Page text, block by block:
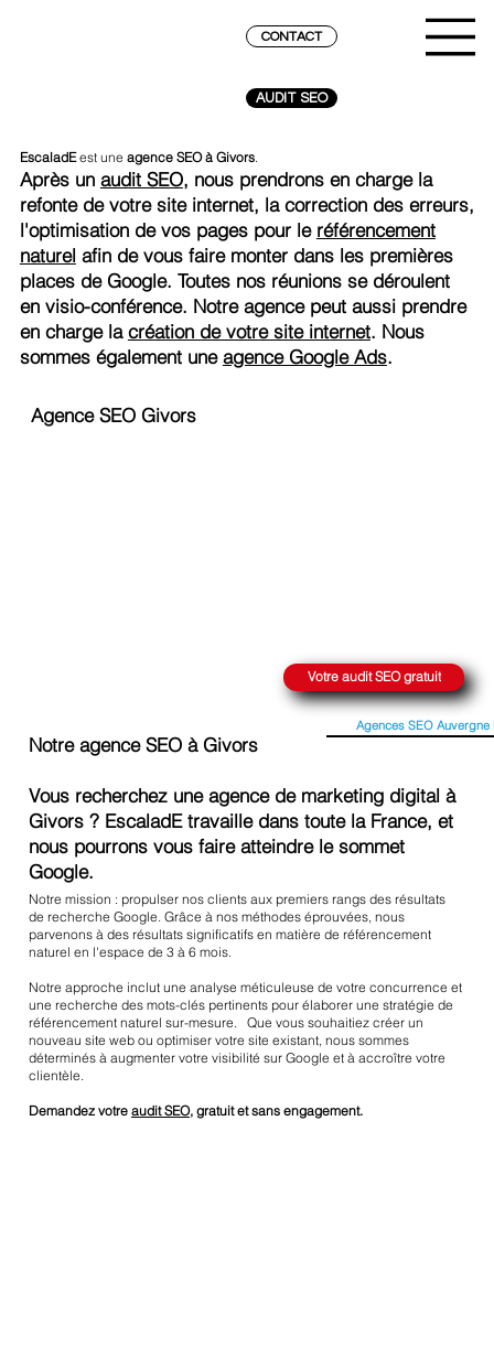
AUDIT SEO
CONTACT
Votre audit SEO gratuit
Agence SEO Givors
EscaladEest une agence SEO à Givors.
Après un audit SEO, nous prendrons en charge la
refonte de votre site internet, la correction des erreurs,
l'optimisation de vos pages pour le référencement
naturel afin de vous faire monter dans les premières
places de Google. Toutes nos réunions se déroulent
en visio-conférence. Notre agence peut aussi prendre
en charge lacréation de votre site internet. Nous
sommes également uneagence Google Ads.
Notre agence SEO à Givors
Vous recherchez une agence de marketing digital à
Givors ? EscaladE travaille dans toute la France, et
nous pourrons vous faire atteindre le sommet
Google.
Notre mission : propulser nos clients aux premiers rangs des résultats
de recherche Google. Grâce à nos méthodes éprouvées, nous
parvenons à des résultats significatifs en matière de référencement
naturel en l'espace de 3 à 6 mois.
Notre approche inclut une analyse méticuleuse de votre concurrence et
une recherche des mots-clés pertinents pour élaborer une stratégie de
référencement naturel sur-mesure. Que vous souhaitiez créer un
nouveau site web ou optimiser votre site existant, nous sommes
déterminés à augmenter votre visibilité sur Google et à accroître votre
clientèle.
Demandez votre audit SEO, gratuit et sans engagement.
Agences SEO Auvergne